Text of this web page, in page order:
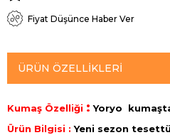
Fiyat Düşünce Haber Ver
ÜRÜN ÖZELLIKLERI
Kumaş Özelliği : Yoryo
Ürün Bilgisi :Yeni sezon